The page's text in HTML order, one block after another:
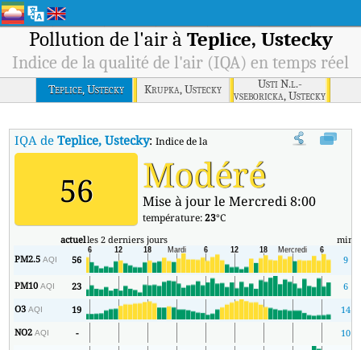
Pollution de l'air à Teplice, Ustecky
Indice de la qualité de l'air (IQA) en temps réel
Teplice, Ustecky Krupka, Ustecky
Usti N.l.-
vseboricka, Ustecky
IQA deTeplice, Ustecky:Indice de la qualité de l'air (IQA) à Teplice,
56 Modéré
Mise à jour le Mercredi 8:00
température:23°C
actuelles 2 derniers jours min
PM2.5AQI 56 9
PM10AQI 23
6
O3AQI 19
14
NO2AQI -
10